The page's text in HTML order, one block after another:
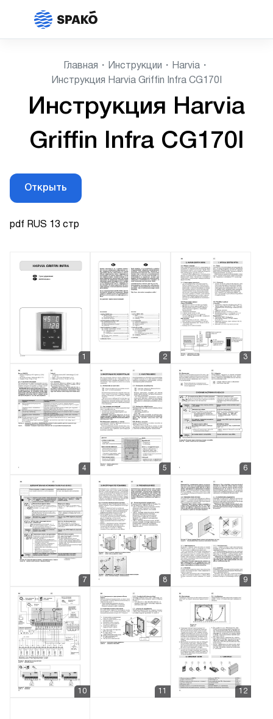
Главная Инструкции
Harvia
Инструкция Harvia Griffin Infra CG170I
Инструкция Harvia
Griffin Infra CG170I
Открыть
pdf RUS 13 стр